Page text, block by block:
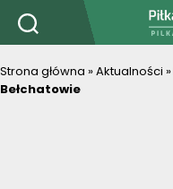
Strona główna »Aktualności »
Bełchatowie